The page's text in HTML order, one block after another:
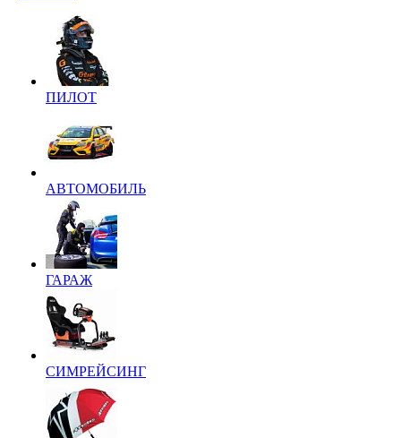
ПИЛОТ
АВТОМОБИЛЬ
ГАРАЖ
СИМРЕЙСИНГ